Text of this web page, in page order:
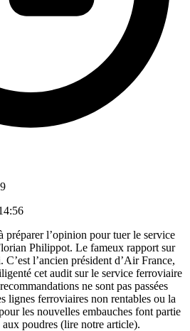
préparer l’opinion pour tuer le service
Philippot. Le fameux rapport sur
l’ancien président d’Air France,
cet audit sur le service ferroviaire
ne sont pas passées
lignes ferroviaires non rentables ou la
les nouvelles embauches font partie
poudres (lire notre article).